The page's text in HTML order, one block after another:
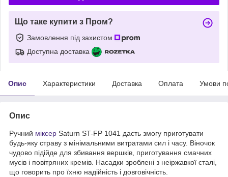
Що таке купити з Пром?
Замовлення під захистом
Доступна доставка
Опис Характеристики Доставка Оплата Умови
Опис
Ручний міксер Saturn ST-FP 1041 дасть змогу приготувати
будь-яку страву з мінімальними витратами сил і часу. Віночок
чудово підійде для збивання вершків, приготування смачних
мусів і повітряних кремів. Насадки зроблені з неіржавкої сталі,
що говорить про їхню надійність і довговічність.